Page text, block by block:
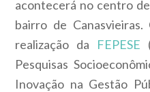
acontecerá no centro
bairro de
realização da FEPESE
Pesquisas
Inovação na Gestão